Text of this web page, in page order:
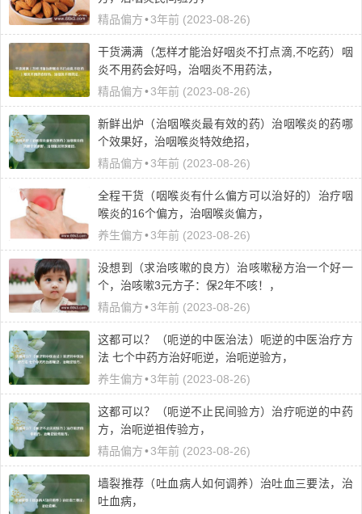
精品偏方•3年前 (2023-08-26)
干货满满（怎样才能治好咽炎不打点滴,不吃药）咽
炎不用药会好吗，治咽炎不用药法，
精品偏方•3年前 (2023-08-26)
新鲜出炉（治咽喉炎最有效的药）治咽喉炎的药哪
个效果好，治咽喉炎特效绝招，
精品偏方•3年前 (2023-08-26)
全程干货（咽喉炎有什么偏方可以治好的）治疗咽
喉炎的16个偏方，治咽喉炎偏方，
养生偏方•3年前 (2023-08-26)
没想到（求治咳嗽的良方）治咳嗽秘方治一个好一
个，治咳嗽3元方子：保2年不咳！，
精品偏方•3年前 (2023-08-26)
这都可以？（呃逆的中医治法）呃逆的中医治疗方
法 七个中药方治好呃逆，治呃逆验方，
养生偏方•3年前 (2023-08-26)
这都可以？（呃逆不止民间验方）治疗呃逆的中药
方，治呃逆祖传验方，
精品偏方•3年前 (2023-08-26)
墙裂推荐（吐血病人如何调养）治吐血三要法，治
吐血病，